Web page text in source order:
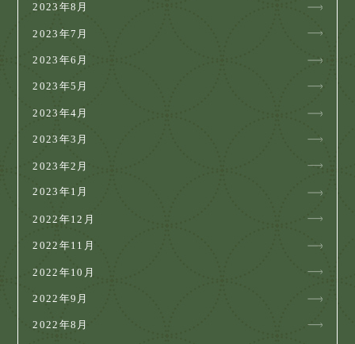
2023年8月
2023年7月
2023年6月
2023年5月
2023年4月
2023年3月
2023年2月
2023年1月
2022年12月
2022年11月
2022年10月
2022年9月
2022年8月